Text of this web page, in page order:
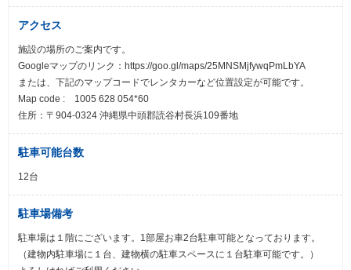
アクセス
施設の場所のご案内です。
Googleマップのリンク：https://goo.gl/maps/25MNSMjfywqPmLbYA
または、下記のマップコードでレンタカーなど位置設定が可能です。
Map code : 1005 628 054*60
住所：〒904-0324 沖縄県中頭郡読谷村長浜109番地
駐車可能台数
12台
駐車場備考
駐車場は１階にございます。1部屋お車2台駐車可能となっております。
（建物内駐車場に１台、建物横の駐車スペースに１台駐車可能です。）